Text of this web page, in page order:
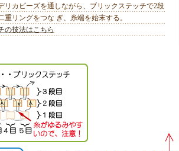
リカビーズを通しながら、ブリックステッチで2段
重リングをつな ぎ、糸端を始末する。
の技法はこちら